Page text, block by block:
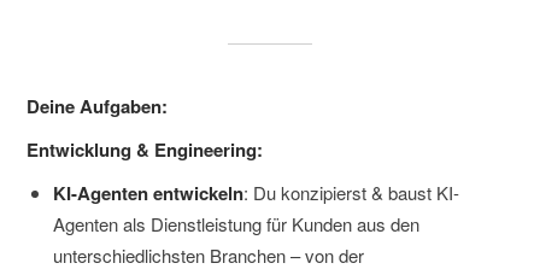
Deine Aufgaben:
Entwicklung & Engineering:
KI-Agenten entwickeln: Du konzipierst & baust KI-
Agenten als Dienstleistung für Kunden aus den
unterschiedlichsten Branchen – von der